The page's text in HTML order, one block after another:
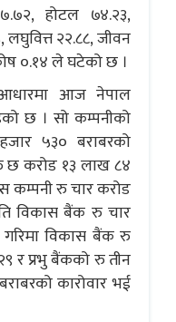
होटल ७४.२३,
२२.८८, जीवन
०.१४ ले घटेको छ ।
आधारमा आज नेपाल
छ । सो कम्पनीको
५३० बराबरको
छ करोड १३ लाख ८४
कम्पनी रु चार करोड
विकास बैंक रु चार
विकास बैंक रु
र प्रभु बैंकको रु तीन
कारोवार भई